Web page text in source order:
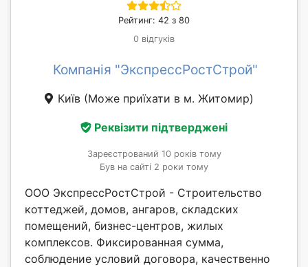
Рейтинг: 42 з 80
0 відгуків
Компанія "ЭкспрессРостСтрой"
Київ (Може приїхати в м. Житомир)
Реквізити підтверджені
Зареєстрований 10 років тому
Був на сайті 2 роки тому
ООО ЭкспрессРостСтрой - Строительство
коттеджей, домов, ангаров, складских
помещений, бизнес-центров, жилых
комплексов. Фиксированная сумма,
соблюдение условий договора, качественно